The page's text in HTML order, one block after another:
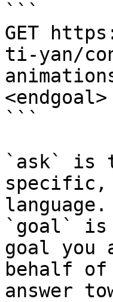
```
GET
ti-yan/
<endgoal>
```
`ask` is
specific,
language.
`goal` is
goal you
behalf
answer